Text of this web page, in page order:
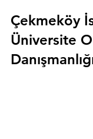
Çekmeköy
Üniversite